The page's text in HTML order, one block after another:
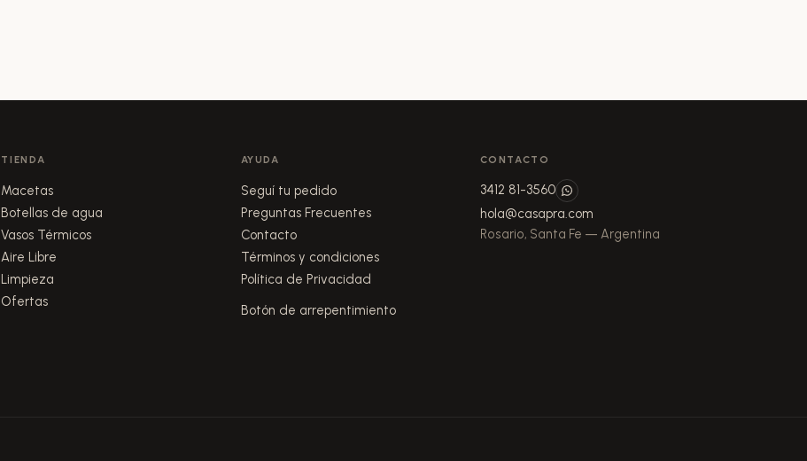
TIENDA
Macetas
Botellas de agua
Vasos Térmicos
Aire Libre
Limpieza
Ofertas
AYUDA
Seguí tu pedido
Preguntas Frecuentes
Contacto
Términos y condiciones
Política de Privacidad
Botón de arrepentimiento
CONTACTO
3412 81-3560
hola@casapra.com
Rosario, Santa Fe — Argentina